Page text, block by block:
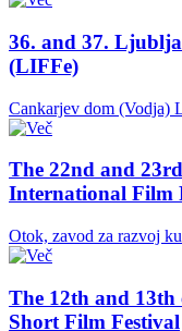
36. and 37.
(LIFFe)
Cankarjev dom (Vodja)
The 22nd and
International Film
Otok, zavod za razvoj
The 12th and
Short Film Festival